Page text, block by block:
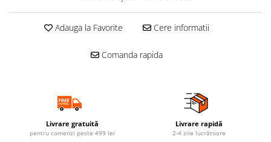
Adauga la Favorite Cere informatii
Comanda rapida
Livrare gratuită
pentru comenzi peste 499 lei
Livrare rapidă
2-4 zile lucrătoare